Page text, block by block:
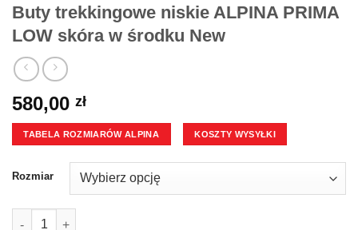
Buty trekkingowe niskie ALPINA PRIMA
LOW skóra w środku New
580,00 zł
TABELA ROZMIARÓW ALPINA KOSZTY WYSYŁKI
Rozmiar
ilość Buty trekkingowe niskie ALPINA PRIMA LOW skóra w